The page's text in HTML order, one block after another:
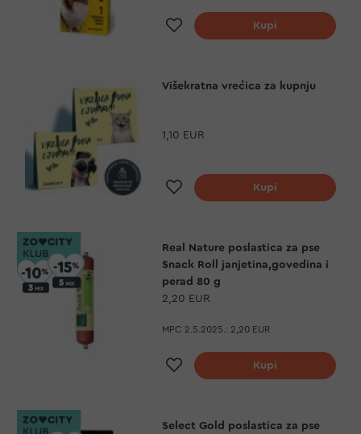
Dodaj na listu želja
Kupi
Višekratna vrećica za kupnju
1,10 EUR
Dodaj na listu želja
Kupi
Real Nature poslastica za pse
Snack Roll janjetina,govedina i
perad 80 g
2,20 EUR
MPC 2.5.2025.: 2,20 EUR
Dodaj na listu želja
Kupi
Select Gold poslastica za pse